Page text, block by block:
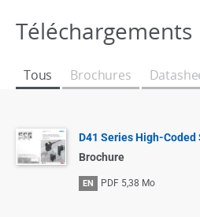
Téléchargements
Tous Brochures
D41 Series High-
Brochure
EN PDF 5,38 Mo